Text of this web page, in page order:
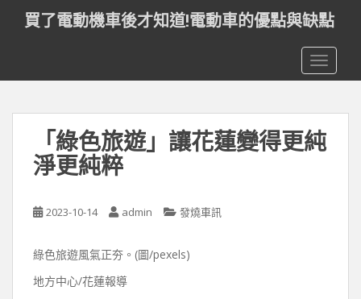
t
買了電動機車後才知道!電動車的優點與缺點
「綠色旅遊」讓花蓮變得更純
淨更純粹
2023-10-14 admin 發燒車訊
綠色旅遊風氣正夯。(圖/pexels)
地方中心/花蓮報導